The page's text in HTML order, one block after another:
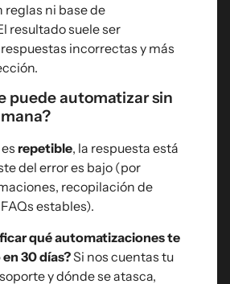
ni base de
resultado suele ser
incorrectas y más
puede automatizar sin
repetible, la respuesta está
del error es bajo (por
recopilación de
estables).
qué automatizaciones te
30 días?Si nos cuentas tu
y dónde se atasca,